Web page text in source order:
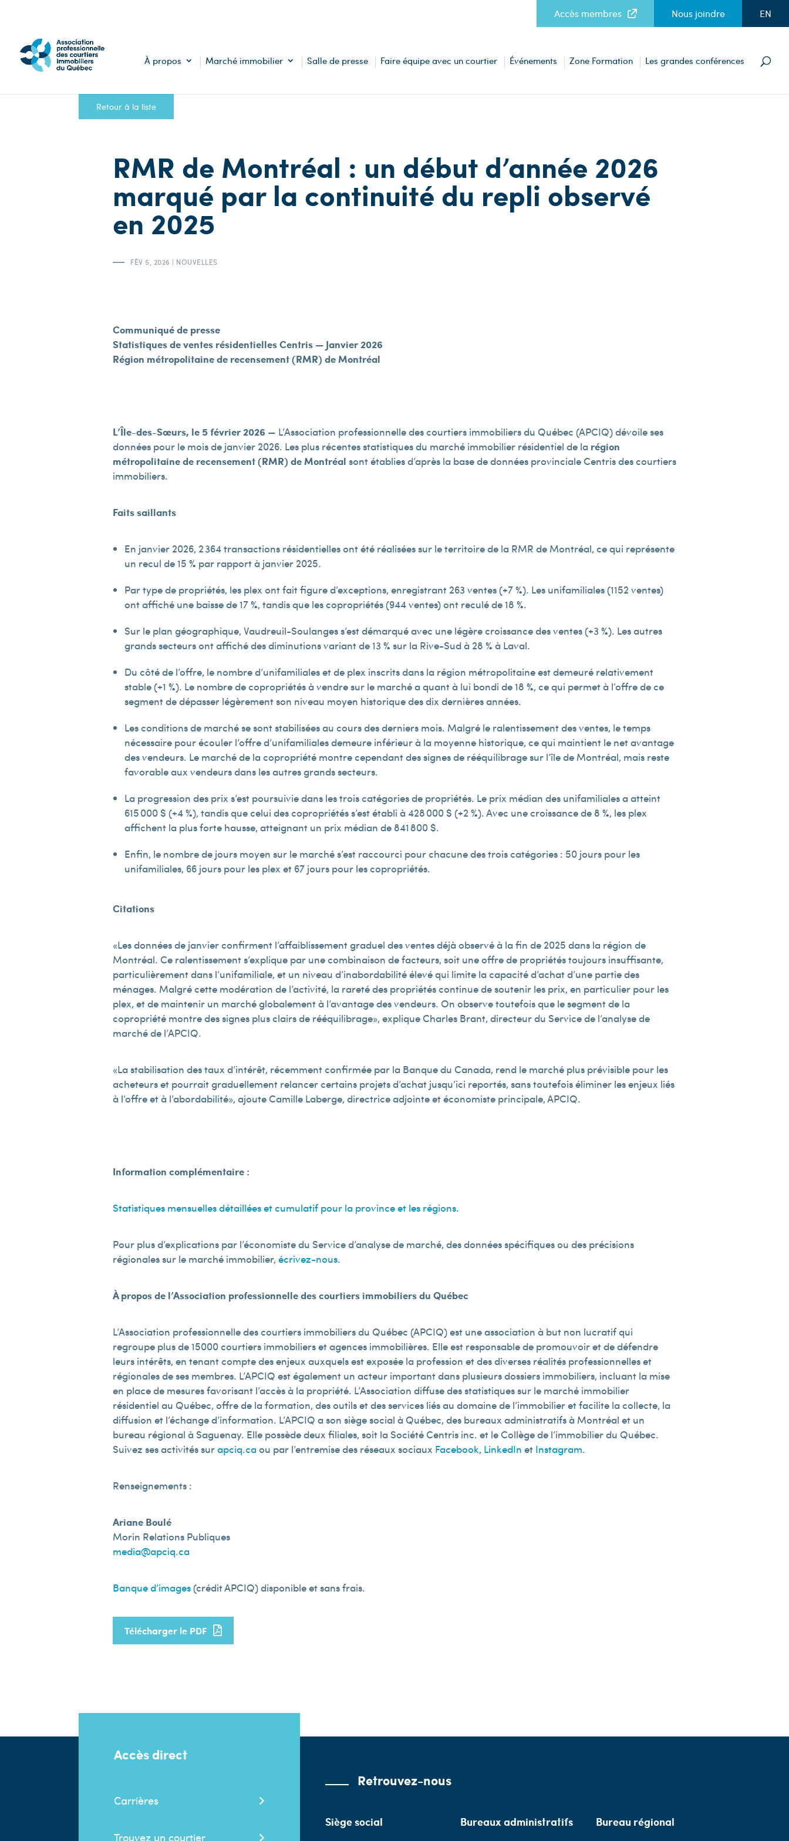
Accès membres Nous joindre EN
À propos Marché immobilier Salle de presse Faire équipe avec un courtier Événements Zone Formation Les grandes conférences
Retour à la liste
RMR de Montréal : un début d’année 2026
marqué par la continuité du repli observé
en 2025
FÉV 5, 2026 | NOUVELLES
Communiqué de presse
Statistiques de ventes résidentielles Centris — Janvier 2026
Région métropolitaine de recensement (RMR) de Montréal
L’Île-des-Sœurs, le 5 février 2026 — L’Association professionnelle des courtiers immobiliers du Québec (APCIQ) dévoile ses
données pour le mois de janvier 2026. Les plus récentes statistiques du marché immobilier résidentiel de la région
métropolitaine de recensement (RMR) de Montréal sont établies d’après la base de données provinciale Centris des courtiers
immobiliers.
Faits saillants
En janvier 2026, 2 364 transactions résidentielles ont été réalisées sur le territoire de la RMR de Montréal, ce qui représente
un recul de 15 % par rapport à janvier 2025.
Par type de propriétés, les plex ont fait figure d’exceptions, enregistrant 263 ventes (+7 %). Les unifamiliales (1 152 ventes)
ont affiché une baisse de 17 %, tandis que les copropriétés (944 ventes) ont reculé de 18 %.
Sur le plan géographique, Vaudreuil-Soulanges s’est démarqué avec une légère croissance des ventes (+3 %). Les autres
grands secteurs ont affiché des diminutions variant de 13 % sur la Rive-Sud à 28 % à Laval.
Du côté de l’offre, le nombre d’unifamiliales et de plex inscrits dans la région métropolitaine est demeuré relativement
stable (+1 %). Le nombre de copropriétés à vendre sur le marché a quant à lui bondi de 18 %, ce qui permet à l’offre de ce
segment de dépasser légèrement son niveau moyen historique des dix dernières années.
Les conditions de marché se sont stabilisées au cours des derniers mois. Malgré le ralentissement des ventes, le temps
nécessaire pour écouler l’offre d’unifamiliales demeure inférieur à la moyenne historique, ce qui maintient le net avantage
des vendeurs. Le marché de la copropriété montre cependant des signes de rééquilibrage sur l’île de Montréal, mais reste
favorable aux vendeurs dans les autres grands secteurs.
La progression des prix s’est poursuivie dans les trois catégories de propriétés. Le prix médian des unifamiliales a atteint
615 000 $ (+4 %), tandis que celui des copropriétés s’est établi à 428 000 $ (+2 %). Avec une croissance de 8 %, les plex
affichent la plus forte hausse, atteignant un prix médian de 841 800 $.
Enfin, le nombre de jours moyen sur le marché s’est raccourci pour chacune des trois catégories : 50 jours pour les
unifamiliales, 66 jours pour les plex et 67 jours pour les copropriétés.
Citations
« Les données de janvier confirment l’affaiblissement graduel des ventes déjà observé à la fin de 2025 dans la région de
Montréal. Ce ralentissement s’explique par une combinaison de facteurs, soit une offre de propriétés toujours insuffisante,
particulièrement dans l’unifamiliale, et un niveau d’inabordabilité élevé qui limite la capacité d’achat d’une partie des
ménages. Malgré cette modération de l’activité, la rareté des propriétés continue de soutenir les prix, en particulier pour les
plex, et de maintenir un marché globalement à l’avantage des vendeurs. On observe toutefois que le segment de la
copropriété montre des signes plus clairs de rééquilibrage », explique Charles Brant, directeur du Service de l’analyse de
marché de l’APCIQ.
« La stabilisation des taux d’intérêt, récemment confirmée par la Banque du Canada, rend le marché plus prévisible pour les
acheteurs et pourrait graduellement relancer certains projets d’achat jusqu’ici reportés, sans toutefois éliminer les enjeux liés
à l’offre et à l’abordabilité », ajoute Camille Laberge, directrice adjointe et économiste principale, APCIQ.
Information complémentaire :
Statistiques mensuelles détaillées et cumulatif pour la province et les régions.
Pour plus d’explications par l’économiste du Service d’analyse de marché, des données spécifiques ou des précisions
régionales sur le marché immobilier, écrivez-nous.
À propos de l’Association professionnelle des courtiers immobiliers du Québec
L’Association professionnelle des courtiers immobiliers du Québec (APCIQ) est une association à but non lucratif qui
regroupe plus de 15 000 courtiers immobiliers et agences immobilières. Elle est responsable de promouvoir et de défendre
leurs intérêts, en tenant compte des enjeux auxquels est exposée la profession et des diverses réalités professionnelles et
régionales de ses membres. L’APCIQ est également un acteur important dans plusieurs dossiers immobiliers, incluant la mise
en place de mesures favorisant l’accès à la propriété. L’Association diffuse des statistiques sur le marché immobilier
résidentiel au Québec, offre de la formation, des outils et des services liés au domaine de l’immobilier et facilite la collecte, la
diffusion et l’échange d’information. L’APCIQ a son siège social à Québec, des bureaux administratifs à Montréal et un
bureau régional à Saguenay. Elle possède deux filiales, soit la Société Centris inc. et le Collège de l’immobilier du Québec.
Suivez ses activités surapciq.caou par l’entremise des réseaux sociaux Facebook, LinkedIn et Instagram.
Renseignements :
Ariane Boulé
Morin Relations Publiques
media@apciq.ca
Banque d’images(crédit APCIQ) disponible et sans frais.
Télécharger le PDF
Accès direct
Carrières
Trouvez un courtier
Retrouvez-nous
Siège social Bureaux administratifs Bureau régional